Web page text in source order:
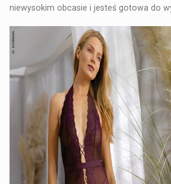
niewysokim obcasie i jesteś gotowa do